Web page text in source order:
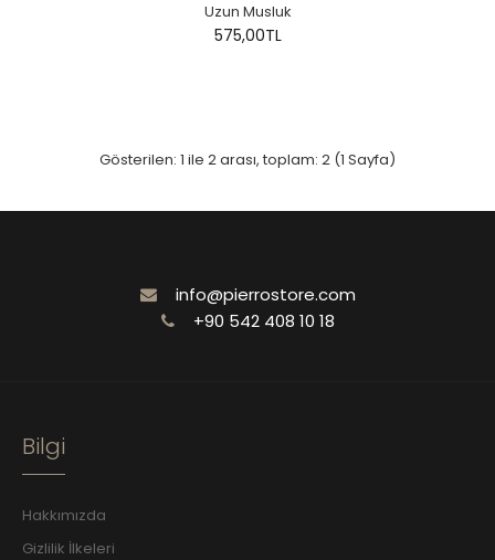
Uzun Musluk
575,00TL
Gösterilen: 1 ile 2 arası, toplam: 2 (1 Sayfa)
info@pierrostore.com
+90 542 408 10 18
Bilgi
Hakkımızda
Gizlilik İlkeleri